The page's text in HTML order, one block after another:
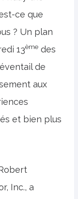
ce que
? Un plan
13ème des
de
aux
et bien plus
Inc., a